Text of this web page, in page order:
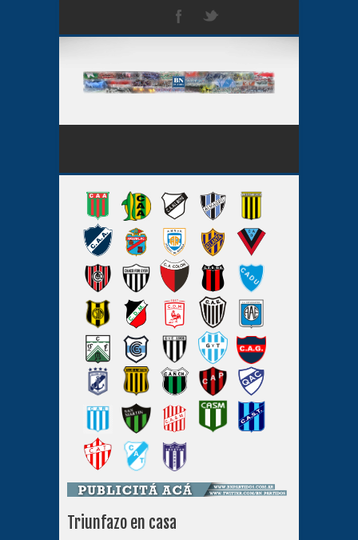
Triunfazo en casa